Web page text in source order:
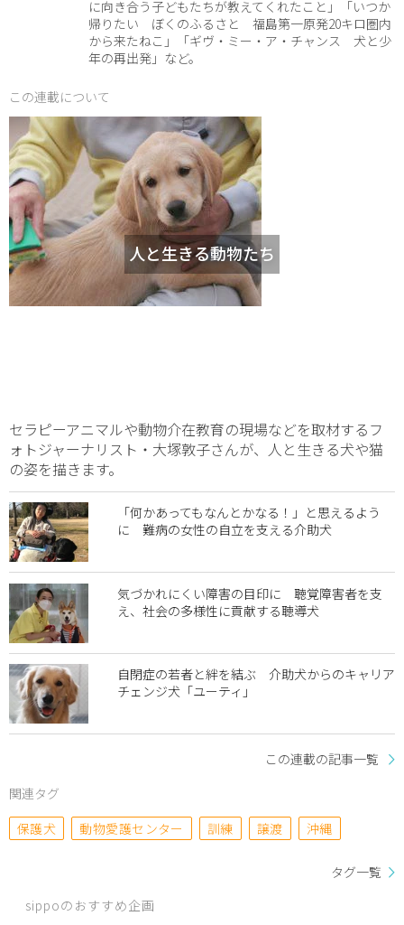
に向き合う子どもたちが教えてくれたこと」「いつか
帰りたい ぼくのふるさと 福島第一原発20キロ圏内
から来たねこ」「ギヴ・ミー・ア・チャンス 犬と少
年の再出発」など。
この連載について
人と生きる動物たち
セラピーアニマルや動物介在教育の現場などを取材するフ
ォトジャーナリスト・大塚敦子さんが、人と生きる犬や猫
の姿を描きます。
「何かあってもなんとかなる！」と思えるよう
に 難病の女性の自立を支える介助犬
気づかれにくい障害の目印に 聴覚障害者を支
え、社会の多様性に貢献する聴導犬
自閉症の若者と絆を結ぶ 介助犬からのキャリア
チェンジ犬「ユーティ」
この連載の記事一覧
関連タグ
保護犬
動物愛護センター 訓練 譲渡 沖縄
タグ一覧
sippoのおすすめ企画